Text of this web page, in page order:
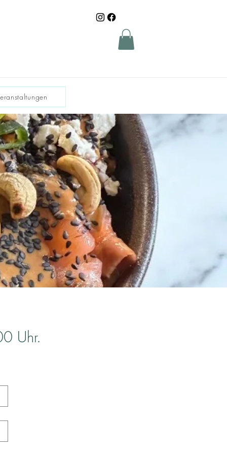
Uhr.